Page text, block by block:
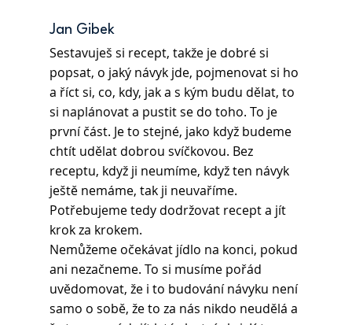
Jan Gibek
Sestavuješ si recept, takže je dobré si
popsat, o jaký návyk jde, pojmenovat si ho
a říct si, co, kdy, jak a s kým budu dělat, to
si naplánovat a pustit se do toho. To je
první část. Je to stejné, jako když budeme
chtít udělat dobrou svíčkovou. Bez
receptu, když ji neumíme, když ten návyk
ještě nemáme, tak ji neuvaříme.
Potřebujeme tedy dodržovat recept a jít
krok za krokem.
Nemůžeme očekávat jídlo na konci, pokud
ani nezačneme. To si musíme pořád
uvědomovat, že i to budování návyku není
samo o sobě, že to za nás nikdo neudělá a